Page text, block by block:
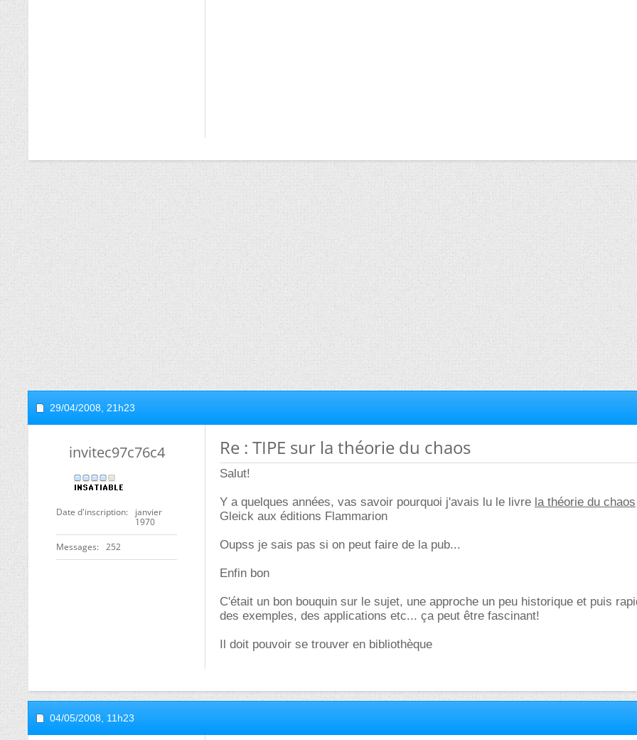
29/04/2008, 21h23
invitec97c76c4
Date d'inscription
janvier
1970
Messages 252
Re : TIPE sur la théorie du chaos
Salut!
Y a quelques années, vas savoir pourquoi j'avais lu le livre la théorie du chaos
Gleick aux éditions Flammarion
Oupss je sais pas si on peut faire de la pub...
Enfin bon
C'était un bon bouquin sur le sujet, une approche un peu historique et puis
des exemples, des applications etc... ça peut être fascinant!
Il doit pouvoir se trouver en bibliothèque
04/05/2008, 11h23